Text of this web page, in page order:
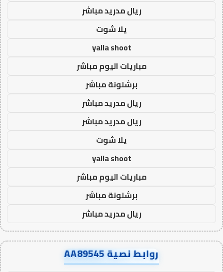
ريال مدريد مباشر
يلا شوت
yalla shoot
مباريات اليوم مباشر
برشلونة مباشر
ريال مدريد مباشر
ريال مدريد مباشر
يلا شوت
yalla shoot
مباريات اليوم مباشر
برشلونة مباشر
ريال مدريد مباشر
روابط نصية AA89545